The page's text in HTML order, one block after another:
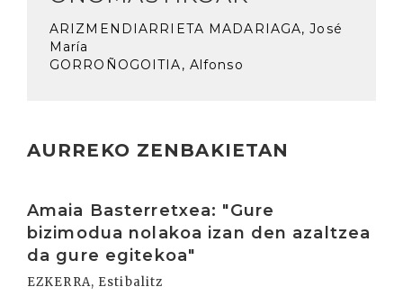
ARIZMENDIARRIETA MADARIAGA, José
María
GORROÑOGOITIA, Alfonso
AURREKO ZENBAKIETAN
Amaia Basterretxea: "Gure
bizimodua nolakoa izan den azaltzea
da gure egitekoa"
EZKERRA, Estibalitz